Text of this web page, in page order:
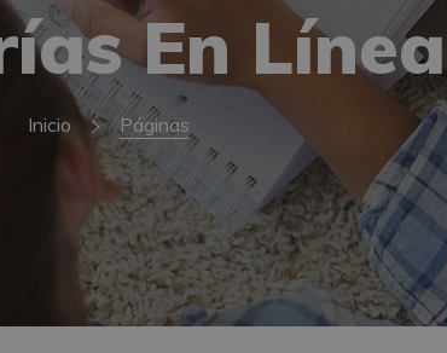
En Línea
Inicio Páginas